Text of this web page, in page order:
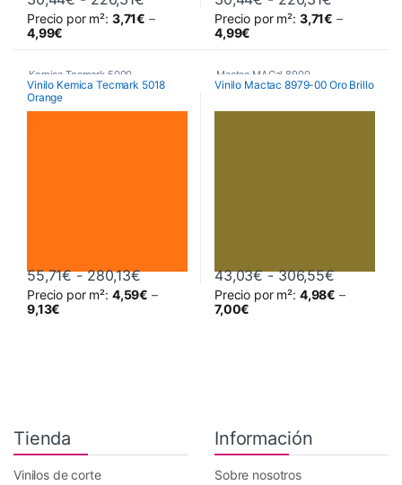
Precio por m²: 3,71€ –
4,99€
Este producto tiene múltiples variantes. Las opciones se
Precio por m²: 3,71€ –
4,99€
Este producto tiene múltiples
Kemica Tecmark 5000
Poliméricos
Vinilo Kemica Tecmark 5018
Orange
55,71€ - 280,13€Rango de precios: desde 55,71€ hasta
Precio por m²: 4,59€ –
9,13€
Este producto tiene múltiples variantes. Las opciones se
Mactac MACal 8900
Vinilo Mactac 8979-00 Oro Brillo
43,03€ - 306,55€Rango
Precio por m²: 4,98€ –
7,00€
Este producto tiene múltiples
Tienda
Vinilos de corte
Información
Sobre nosotros